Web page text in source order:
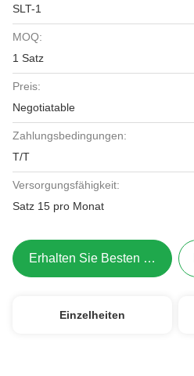
SLT-1
MOQ:
1 Satz
Preis:
Negotiatable
Zahlungsbedingungen:
T/T
Versorgungsfähigkeit:
Satz 15 pro Monat
Erhalten Sie Besten Preis
Einzelheiten